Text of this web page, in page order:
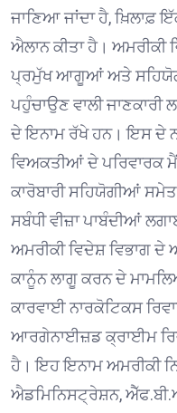
ਜਾਣਿਆ ਜਾਂਦਾ ਹੈ, ਖ਼ਿਲਾਫ਼
ਐਲਾਨ ਕੀਤਾ ਹੈ।
ਪ੍ਰਮੁੱਖ ਆਗੂਆਂ ਅਤੇ
ਪਹੁੰਚਾਉਣ ਵਾਲੀ
ਦੇ ਇਨਾਮ ਰੱਖੇ ਹਨ। ਇਸ ਦੇ
ਵਿਅਕਤੀਆਂ ਦੇ ਪਰਿਵਾਰਕ
ਕਾਰੋਬਾਰੀ ਸਹਿਯੋਗੀਆਂ
ਸਬੰਧੀ ਵੀਜ਼ਾ ਪਾਬੰਦੀਆਂ
ਅਮਰੀਕੀ ਵਿਦੇਸ਼ ਵਿਭਾਗ
ਕਾਨੂੰਨ ਲਾਗੂ ਕਰਨ ਦੇ
ਕਾਰਵਾਈ ਨਾਰਕੋਟਿਕਸ
ਆਰਗੇਨਾਈਜ਼ਡ ਕ੍ਰਾਈਮ
ਹੈ। ਇਹ ਇਨਾਮ ਅਮਰੀਕੀ
ਐਡਮਿਨਿਸਟ੍ਰੇਸ਼ਨ,